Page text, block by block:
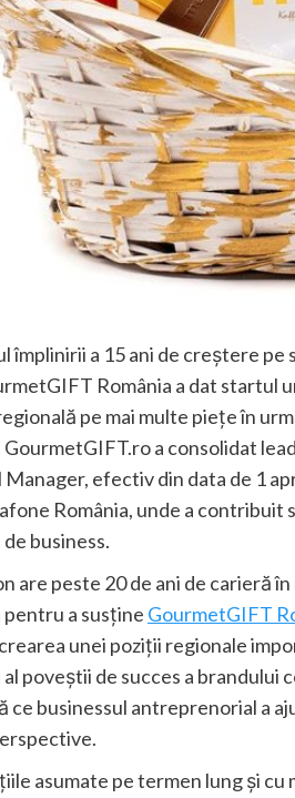
împlinirii a 15 ani de creștere
România a dat startul
pe mai multe piețe în
a consolidat
Manager, efectiv din data de 1
România, unde a
business.
are peste 20 de ani de carieră
a susține GourmetGIFT
unei poziții regionale
poveștii de succes a brandului
ce businessul antreprenorial a
asumate pe termen lung și